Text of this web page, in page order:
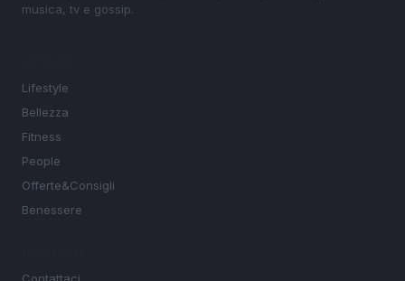
musica, tv e gossip.
Lifestyle
Bellezza
Fitness
People
Offerte&Consigli
Benessere